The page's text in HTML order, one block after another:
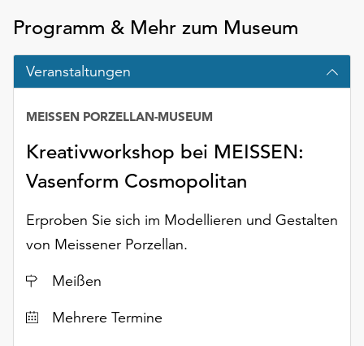
finden
Sie
unserer
oder
dem
Impressum
Programm & Mehr zum Museum
Veranstaltungen
Kreativworkshop bei MEISSEN:
Vasenform Cosmopolitan
MEISSEN PORZELLAN-MUSEUM
Erproben Sie sich im Modellieren und Gestalten
von Meissener Porzellan.
Ort
Meißen
DatumMehrere Termine